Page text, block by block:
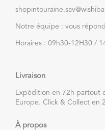
Notre équipe : vous
Horaires : 09h30-12H30 /
Livraison
Expédition en 72h partout
Europe. Click & Collect en
À propos